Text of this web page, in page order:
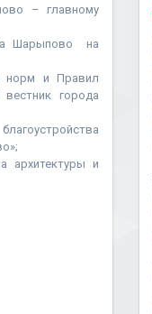
– главному
Шарыпово на
норм и Правил
города
и